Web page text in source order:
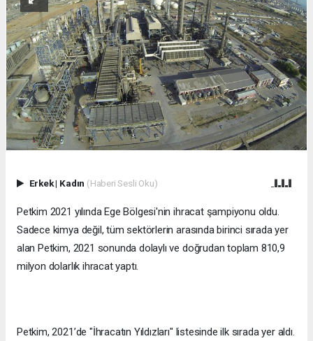
Erkek| Kadın (Haberi Sesli Oku)
Petkim 2021 yılında Ege Bölgesi'nin ihracat şampiyonu oldu.
Sadece kimya değil, tüm sektörlerin arasında birinci sırada yer
alan Petkim, 2021 sonunda dolaylı ve doğrudan toplam 810,9
milyon dolarlık ihracat yaptı.
Petkim, 2021’de "İhracatın Yıldızları" listesinde ilk sırada yer aldı.